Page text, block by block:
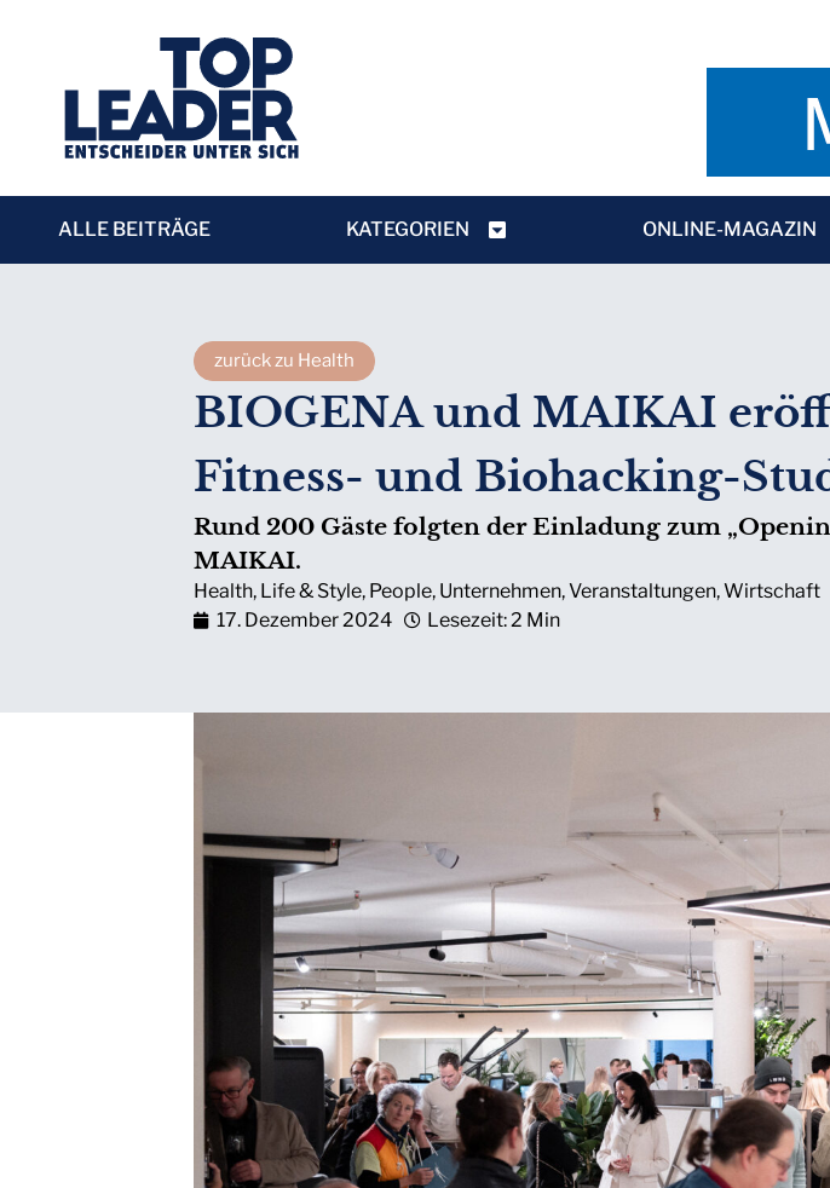
ALLE BEITRÄGE KATEGORIEN ONLINE-MAGAZIN
zurück zu Health
BIOGENA und MAIKAI
Fitness- und Biohacking-
Rund 200 Gäste folgten der Einladung zum
MAIKAI.
Health, Life & Style, People, Unternehmen,Veranstaltungen,Wirtschaft
17. Dezember 2024
Lesezeit: 2 Min